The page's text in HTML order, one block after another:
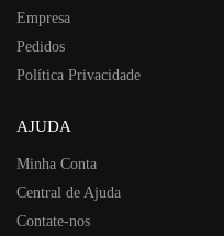
Empresa
Pedidos
Política Privacidade
AJUDA
Minha Conta
Central de Ajuda
Contate-nos